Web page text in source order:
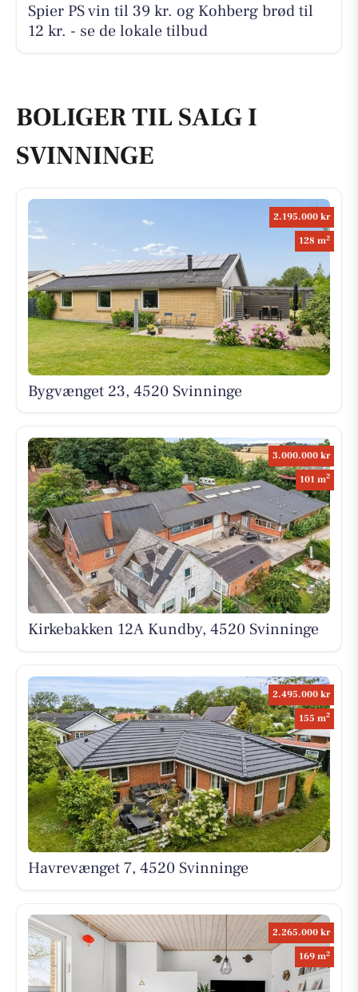
Spier PS vin til 39 kr. og Kohberg brød til
12 kr. - se de lokale tilbud
BOLIGER TIL SALG I
SVINNINGE
2.195.000 kr
128 m2
Bygvænget 23, 4520 Svinninge
3.000.000 kr
101 m2
Kirkebakken 12A Kundby, 4520 Svinninge
2.495.000 kr
155 m2
Havrevænget 7, 4520 Svinninge
2.265.000 kr
169 m2